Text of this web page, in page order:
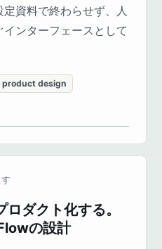
資料で終わらせず、人
ンターフェースとして
product design
ダクト化する。
の設計